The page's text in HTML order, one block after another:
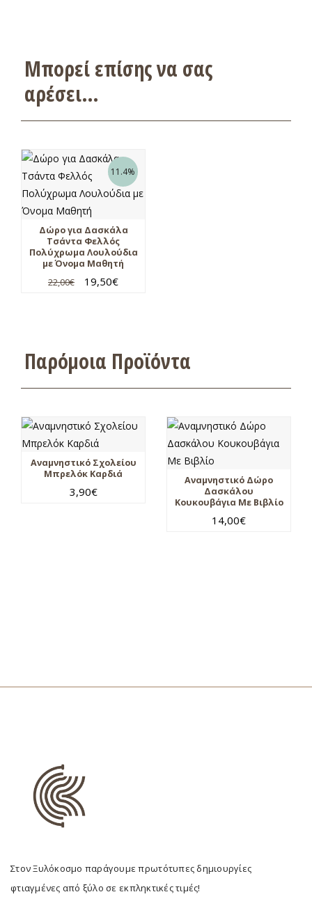
Μπορεί επίσης να σας
αρέσει…
11.4%
Δώρο για Δασκάλα
Τσάντα Φελλός
Πολύχρωμα Λουλούδια
με Όνομα Μαθητή
22,00€ 19,50€
Παρόμοια Προϊόντα
Αναμνηστικό Σχολείου
Μπρελόκ Καρδιά
3,90€
Αναμνηστικό Δώρο
Δασκάλου
Κουκουβάγια Με Βιβλίο
14,00€
Στον Ξυλόκοσμο παράγουμε πρωτότυπες δημιουργίες
φτιαγμένες από ξύλο σε εκπληκτικές τιμές!